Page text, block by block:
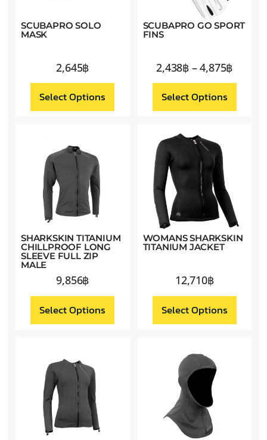
SCUBAPRO SOLO
MASK
2,645฿
Select Options
SCUBAPRO GO SPORT
FINS
2,438฿ – 4,875฿
Select Options
SHARKSKIN TITANIUM
CHILLPROOF LONG
SLEEVE FULL ZIP
MALE
9,856฿
Select Options
WOMANS SHARKSKIN
TITANIUM JACKET
12,710฿
Select Options